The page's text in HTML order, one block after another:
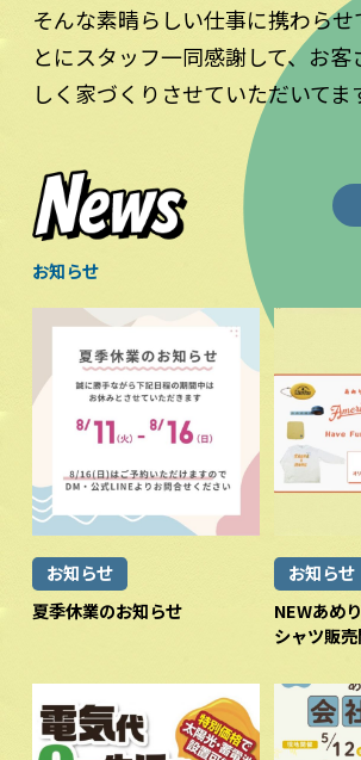
そんな素晴らしい仕事に携わらせ
とにスタッフ一同感謝して、お
しく家づくりさせていただいてま
お知らせ
お知らせ
夏季休業のお知らせ
お知らせ
NEWあめ
シャツ販売